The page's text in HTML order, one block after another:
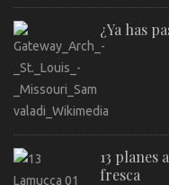
¿Ya has
13 planes
fresca